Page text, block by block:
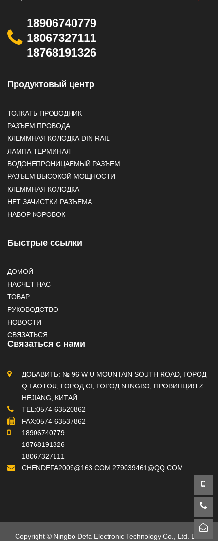
18906740779
18067327111
18768191326
Продуктовый центр
ТОЛКАТЬ ПРОВОДНИК
РАЗЪЕМ ПРОВОДА
КЛЕММНАЯ КОЛОДКА DIN RAIL
ЛАМПА ТЕРМИНАЛ
ВОДОНЕПРОНИЦАЕМЫЙ РАЗЪЕМ
РАЗЪЕМ ВЫСОКОЙ МОЩНОСТИ
КЛЕММНАЯ КОЛОДКА
НЕТ ЗАЧИСТКИ РАЗЪЕМА
НАБОР КОРОБОК
Быстрые ссылки
ДОМОЙ
НАСЧЕТ НАС
ТОВАР
РУКОВОДСТВО
НОВОСТИ
СВЯЗАТЬСЯ
Связаться с нами
ДОБАВИТЬ: № 96 W U MOUNTAIN SOUTH ROAD, ГОРОД
Q I AOTOU, ГОРОД CI, ГОРОД N INGBO, ПРОВИНЦИЯ Z
HEJIANG, КИТАЙ
TEL:0574-63520862
FAX:0574-63537862
18906740779
18768191326
18067327111
CHENDEFA2009@163.COM 279039461@QQ.COM
Copyright © Ningbo Defa Electronic Technology Co., Ltd. Все